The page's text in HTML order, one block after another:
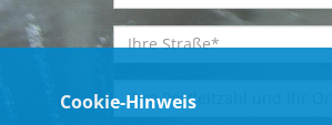
Cookie-Hinweis